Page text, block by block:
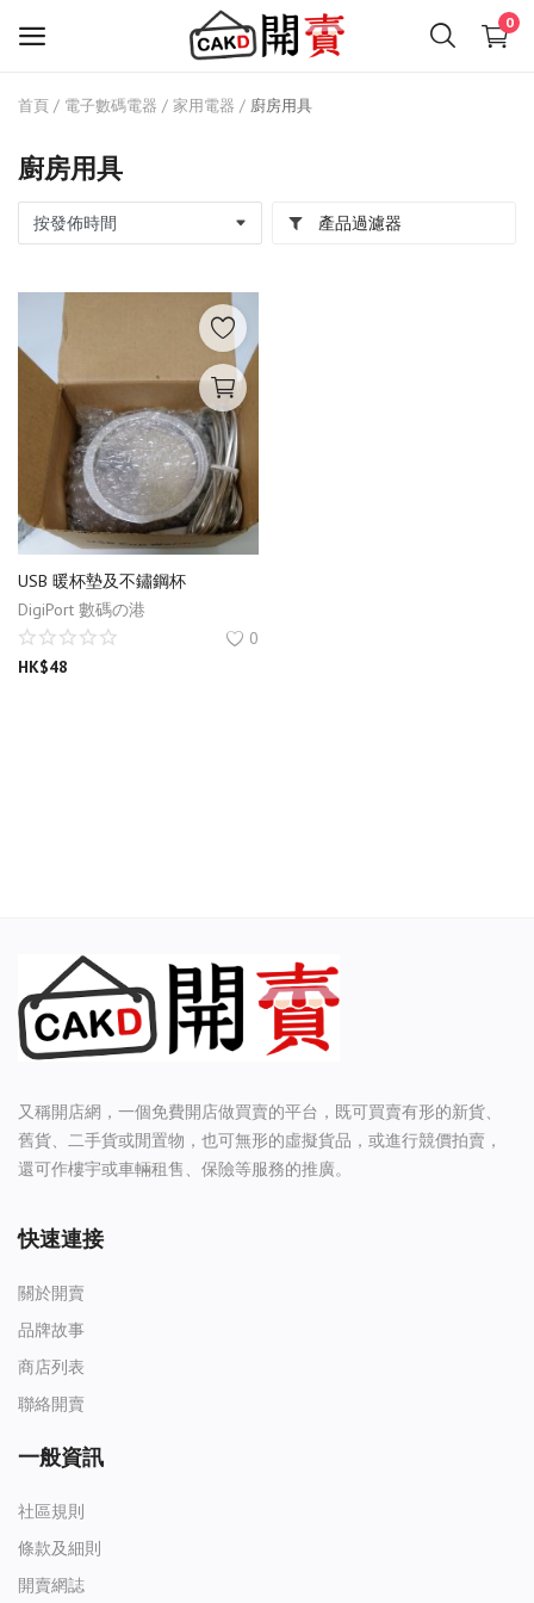
0
費
開
店
電子數碼電器
家居食用品
興趣愛好
文藝範
寵物及玩樂
資產財富管理
虛擬商品
位置
語言
English 繁體中文
首頁 電子數碼電器 家用電器 廚房用具
廚房用具
產品過濾器
USB 暖杯墊及不鏽鋼杯
DigiPort 數碼の港
0
HK$48
又稱開店網，一個免費開店做買賣的平台，既可買賣有形的新貨、
舊貨、二手貨或閒置物，也可無形的虛擬貨品，或進行競價拍賣，
還可作樓宇或車輛租售、保險等服務的推廣。
快速連接
關於開賣
品牌故事
商店列表
聯絡開賣
一般資訊
社區規則
條款及細則
開賣網誌